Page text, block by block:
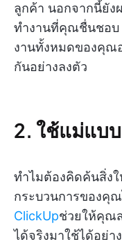
ลูกค้า นอกจากนี้ยัง
ทำงานที่คุณชื่นชอบ
งานทั้งหมดของคุณ
กันอย่างลงตัว
2. ใช้แม่แบ
ทำไมต้องคิดค้นสิ่ง
กระบวนการของคุ
ClickUpช่วยให้คุณ
ได้จริงมาใช้ได้อย่า